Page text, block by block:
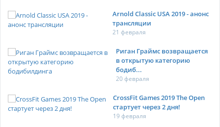
Arnold Classic USA 2019 - анонс
трансляции
21 февраля
Риган Граймс возвращается
в открытую категорию
бодиб...
20 февраля
CrossFit Games 2019 The Open
стартует через 2 дня!
19 февраля